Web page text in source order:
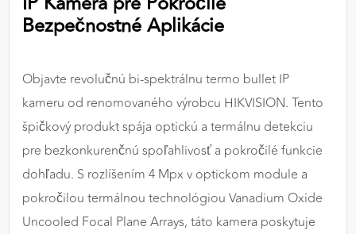
Bezpečnostné Aplikácie
Objavte revolučnú bi-spektrálnu termo bullet IP
kameru od renomovaného výrobcu HIKVISION. Tento
špičkový produkt spája optickú a termálnu detekciu
pre bezkonkurenčnú spoľahlivosť a pokročilé funkcie
dohľadu. S rozlíšením 4 Mpx v optickom module a
pokročilou termálnou technológiou Vanadium Oxide
Uncooled Focal Plane Arrays, táto kamera poskytuje
výkon a funkčnosť našich stránok.
Poskytovateľ: Google
MARKETINGOVÉ COOKIES
Marketingové cookies sa používajú na sledovanie
správania používateľov naprieč webovými
stránkami. Umožňujú nám a našim partnerom
zobrazovať cielenú a relevantnú reklamu, a to na